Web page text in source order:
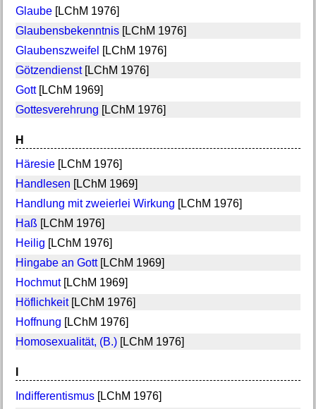
Glaube[LChM 1976]
Glaubensbekenntnis[LChM 1976]
Glaubenszweifel [LChM 1976]
Götzendienst[LChM 1976]
Gott[LChM 1969]
Gottesverehrung [LChM 1976]
H
Häresie[LChM 1976]
Handlesen [LChM 1969]
Handlung mit zweierlei Wirkung [LChM 1976]
Haß [LChM 1976]
Heilig [LChM 1976]
Hingabe an Gott[LChM 1969]
Hochmut[LChM 1969]
Höflichkeit[LChM 1976]
Hoffnung [LChM 1976]
Homosexualität, (B.)[LChM 1976]
Indifferentismus[LChM 1976]